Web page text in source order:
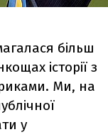
більш
історії з
Ми, на
у